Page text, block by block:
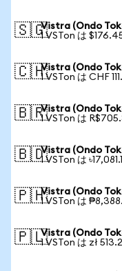
🇸🇬Vistra (Ondo
1 VSTon は
🇨🇭Vistra (Ondo
1 VSTon は CHF
🇧🇷Vistra (Ondo
1 VSTon は
🇧🇩Vistra (Ondo
1 VSTon は
🇵🇭Vistra (Ondo
1 VSTon は
🇵🇱Vistra (Ondo
1 VSTon は zł